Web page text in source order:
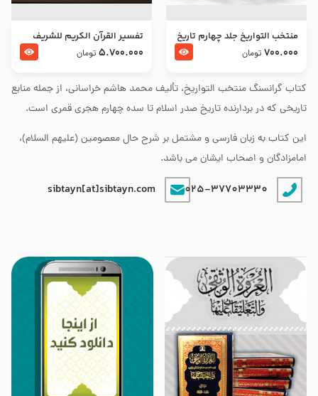
کتاب گرانسنگ منتخب التواريخ، تألیف محمد هاشم خراسانی، از جمله منابع
تاریخی که در بردارنده تاریخ صدر اسلام تا سده چهارم هجری قمری است.
این کتاب به زبان فارسی و مشتمل بر شرح حال معصومین (علیهم السلام)،
امامزادگان و اصحاب ایشان می باشد.
025-37703330
sibtayn[at]sibtayn.com
منتخب التواریخ جلد چهارم تاریخ
امام زین العابدین و امام محمد
700.000 تومان
تفسير القرآن الكريم للشريف
المرتضي قدس سرّه
5.700.000 تومان